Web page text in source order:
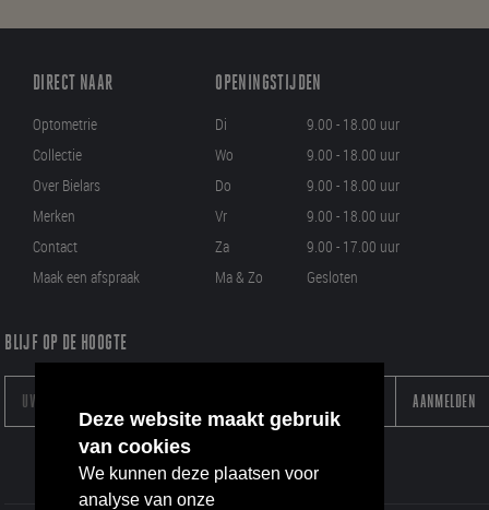
Deze website maakt gebruik
van cookies
We kunnen deze plaatsen voor
analyse van onze
DIRECT NAAR
Optometrie
Collectie
Over Bielars
Merken
Contact
Maak een afspraak
OPENINGSTIJDEN
Di
9.00 - 18.00 uur
Wo
9.00 - 18.00 uur
Do
9.00 - 18.00 uur
Vr
9.00 - 18.00 uur
Za
9.00 - 17.00 uur
Ma & Zo
Gesloten
BLIJF OP DE HOOGTE
AANMELDEN